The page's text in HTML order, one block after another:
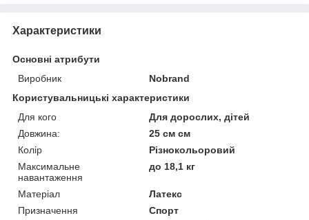
Характеристики
Основні атрибути
Виробник
Nobrand
Користувальницькі характеристики
Для кого
Для дорослих, дітей
Довжина:
25 см см
Колір
Різнокольоровий
Максимальне
навантаження
до 18,1 кг
Матеріал
Латекс
Призначення
Спорт